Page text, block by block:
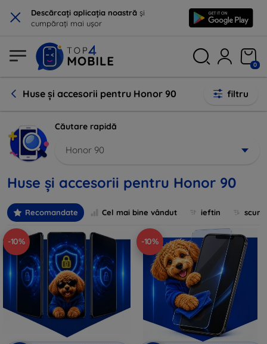
× Descărcați aplicația noastră și
cumpărați mai ușor
0
Huse și accesorii pentru Honor 90 filtru
Căutare rapidă
Honor 90
Huse și accesorii pentru Honor 90
Recomandate Cel mai bine vândut ieftin
-10% -10%